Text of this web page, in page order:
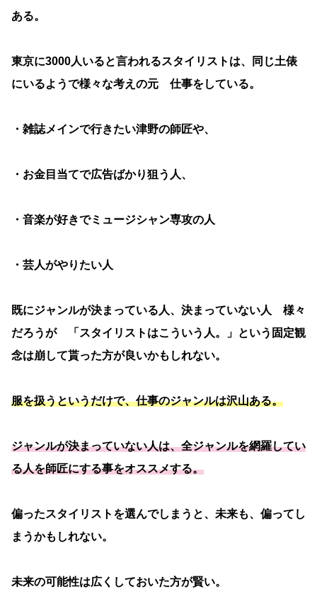
ある。
東京に3000人いると言われるスタイリストは、同じ土俵
にいるようで様々な考えの元 仕事をしている。
・雑誌メインで行きたい津野の師匠や、
・お金目当てで広告ばかり狙う人、
・音楽が好きでミュージシャン専攻の人
・芸人がやりたい人
既にジャンルが決まっている人、決まっていない人 様々
だろうが 「スタイリストはこういう人。」という固定観
念は崩して貰った方が良いかもしれない。
服を扱うというだけで、仕事のジャンルは沢山ある。
ジャンルが決まっていない人は、全ジャンルを網羅してい
る人を師匠にする事をオススメする。
偏ったスタイリストを選んでしまうと、未来も、偏ってし
まうかもしれない。
未来の可能性は広くしておいた方が賢い。